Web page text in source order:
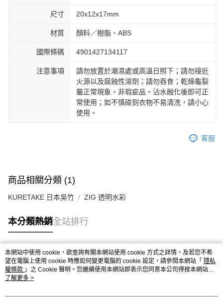
尺寸 20x12x17mm
材質 顏料／樹脂、ABS
國際條碼 4901427134117
注意事項
請勿放置於潮濕處或高溫日照下；請勿接近
火源以及腐蝕性溶劑；請勿吞食；乾燥龜裂
屬正常現象，非瑕疵品。沾水融化後即可正
常使用；如不慎碰到衣物不易清洗，請小心
使用。
客服
商品相關分類 (1)
KURETAKE 日本吳竹 ZIG 透明水彩
本分類熱銷全站排行
熱門標籤
本網站中使用 cookie，欲查詢有關本網站使用 cookie 方式之詳情，及若您不希
望在電腦上使用 cookie 時應如何變更電腦的 cookie 設定，請參閱本網站「 隱私
權條款 」之 Cookie 聲明。您繼續使用本網站即表示您同意本公司得按本網站使
用條款之 Cookie 聲明使用 cookie。
了解更多 >